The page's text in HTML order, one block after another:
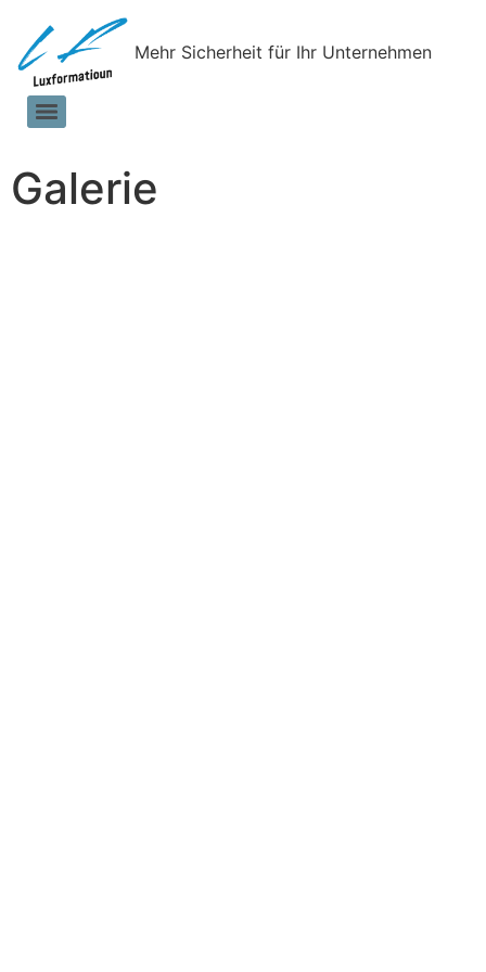
Mehr Sicherheit für Ihr Unternehmen
Galerie